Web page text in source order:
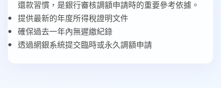
還款習慣，是銀行審核調額申請時的重要參考依據。
提供最新的年度所得稅證明文件
確保過去一年內無遲繳紀錄
透過網銀系統提交臨時或永久調額申請